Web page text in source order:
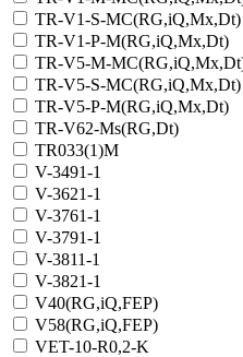
TR-V1-S-MC(RG,iQ,Мх,Dt)
TR-V1-Р-M(RG,iQ,Мх,Dt)
TR-V5-M-
TR-V5-S-MC(RG,iQ,Мх,Dt)
TR-V5-Р-M(RG,iQ,Мх,Dt)
TR-V62-Ms(RG,Dt)
TR033(1)M
V-3491-1
V-3621-1
V-3761-1
V-3791-1
V-3811-1
V-3821-1
V40(RG,iQ,FEP)
V58(RG,iQ,FEP)
VET-10-R0,2-K